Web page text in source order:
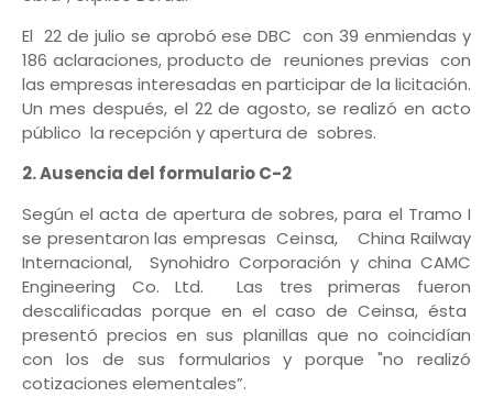
El 22 de julio se aprobó ese DBC con 39 enmiendas y
186 aclaraciones, producto de reuniones previas con
las empresas interesadas en participar de la licitación.
Un mes después, el 22 de agosto, se realizó en acto
público la recepción y apertura de sobres.
2. Ausencia del formulario C-2
Según el acta de apertura de sobres, para el Tramo I
se presentaron las empresas Ceinsa, China Railway
Internacional, Synohidro Corporación y china CAMC
Engineering Co. Ltd. Las tres primeras fueron
descalificadas porque en el caso de Ceinsa, ésta
presentó precios en sus planillas que no coincidían
con los de sus formularios y porque "no realizó
cotizaciones elementales”.